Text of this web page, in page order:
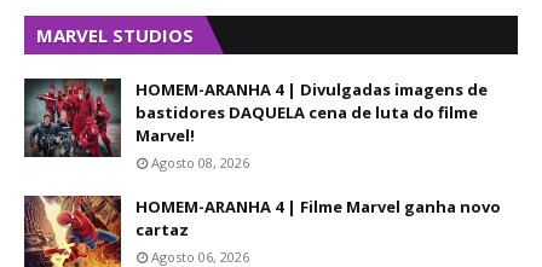
MARVEL STUDIOS
HOMEM-ARANHA 4 | Divulgadas imagens de
bastidores DAQUELA cena de luta do filme
Marvel!
Agosto 08, 2026
HOMEM-ARANHA 4 | Filme Marvel ganha novo
cartaz
Agosto 06, 2026